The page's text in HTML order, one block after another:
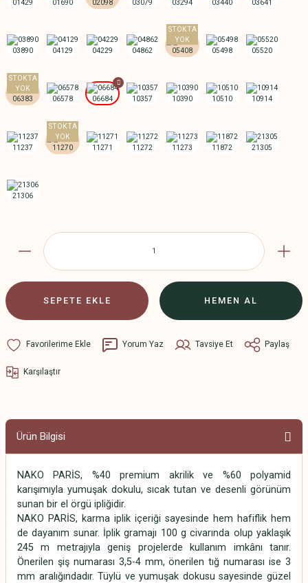
SEPETE EKLE HEMEN AL
Yorum Yaz Tavsiye Et Paylaş
Karşılaştır
Ürün Bilgisi
NAKO PARİS, %40 premium akrilik ve %60 polyamid
karışımıyla yumuşak dokulu, sıcak tutan ve desenli görünüm
sunan bir el örgü ipliğidir.
NAKO PARİS, karma iplik içeriği sayesinde hem hafiflik hem
de dayanım sunar. İplik gramajı 100 g civarında olup yaklaşık
245 m metrajıyla geniş projelerde kullanım imkânı tanır.
Önerilen şiş numarası 3,5-4 mm, önerilen tığ numarası ise 3
mm aralığındadır. Tüylü ve yumuşak dokusu sayesinde güzel